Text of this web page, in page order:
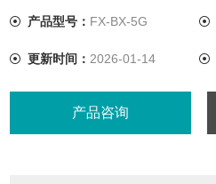
产品型号： FX-BX-5G
更新时间： 2026-01-14
产品咨询